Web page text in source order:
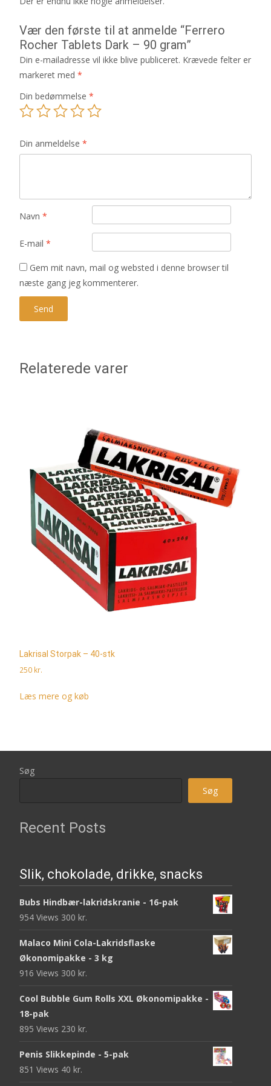
Vær den første til at anmelde “Ferrero
Rocher Tablets Dark – 90 gram”
Din e-mailadresse vil ikke blive publiceret. Krævede felter er
markeret med *
Din bedømmelse *
Din anmeldelse *
Navn *
E-mail *
Gem mit navn, mail og websted i denne browser til
næste gang jeg kommenterer.
Relaterede varer
Lakrisal Storpak – 40-stk
250 kr.
Læs mere og køb
Søg
Søg
Recent Posts
Slik, chokolade, drikke, snacks
Bubs Hindbær-lakridskranie - 16-pak
954 Views 300 kr.
Malaco Mini Cola-Lakridsflaske
Økonomipakke - 3 kg
916 Views 300 kr.
Cool Bubble Gum Rolls XXL Økonomipakke -
18-pak
895 Views 230 kr.
Penis Slikkepinde - 5-pak
851 Views 40 kr.